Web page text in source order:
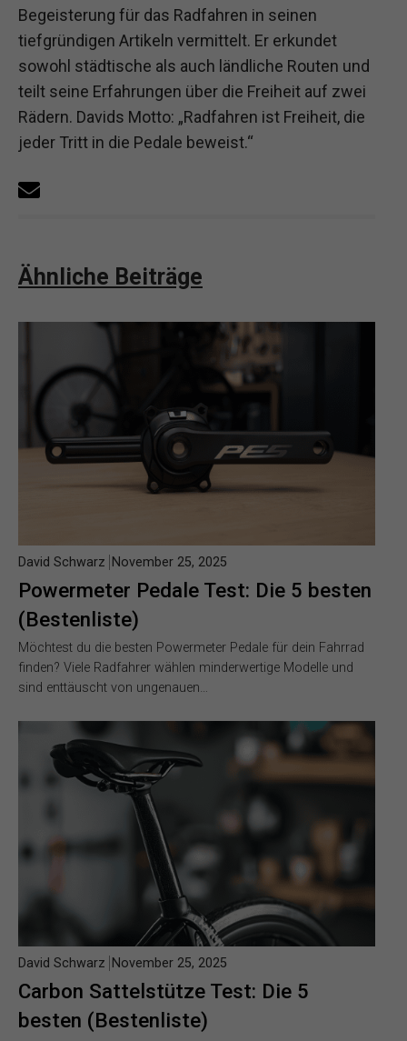
Begeisterung für das Radfahren in seinen
tiefgründigen Artikeln vermittelt. Er erkundet
sowohl städtische als auch ländliche Routen und
teilt seine Erfahrungen über die Freiheit auf zwei
Rädern. Davids Motto: „Radfahren ist Freiheit, die
jeder Tritt in die Pedale beweist.“
Ähnliche Beiträge
Powermeter Pedale Test: Die 5 besten
(Bestenliste)
David Schwarz November 25, 2025
Möchtest du die besten Powermeter Pedale für dein Fahrrad
finden? Viele Radfahrer wählen minderwertige Modelle und
sind enttäuscht von ungenauen…
Carbon Sattelstütze Test: Die 5
besten (Bestenliste)
David Schwarz November 25, 2025